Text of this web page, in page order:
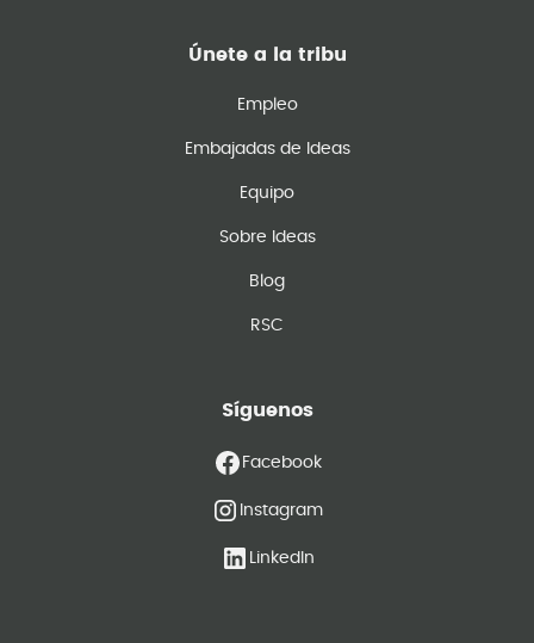
Únete a la tribu
Empleo
Embajadas de Ideas
Equipo
Sobre Ideas
Blog
RSC
Síguenos
Facebook
Instagram
LinkedIn